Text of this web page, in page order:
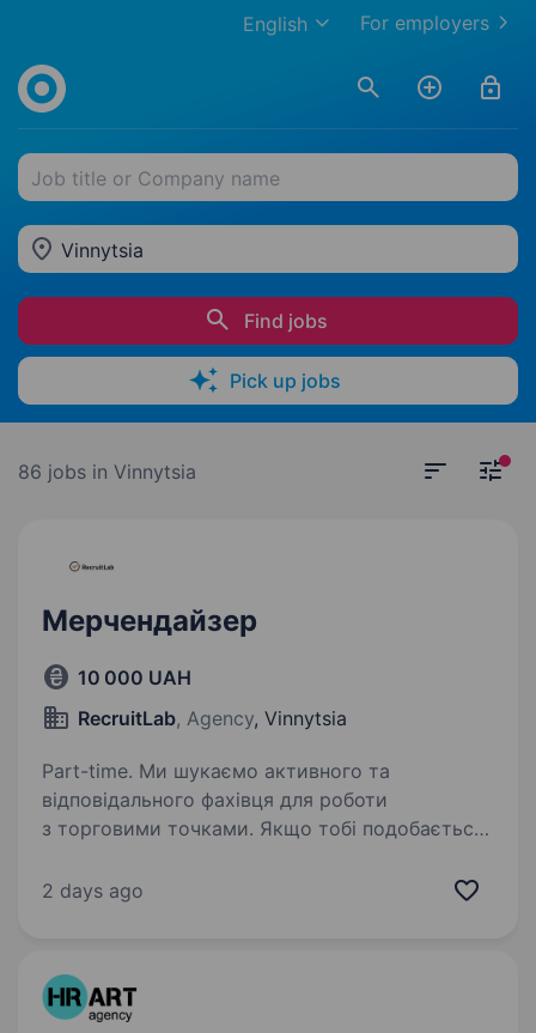
For employers
English
Job title or Company name
Vinnytsia
Find jobs
Pick up jobs
86 jobs in Vinnytsia
Мерчендайзер
10 000 UAH
RecruitLab, Agency, Vinnytsia
Part-time. Ми шукаємо активного та
відповідального фахівця для роботи
з торговими точками. Якщо тобі подобається
викладки — ця позиція для тебе! Що важливо:
2 days ago